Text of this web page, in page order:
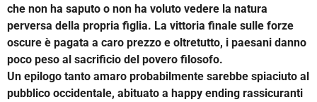
che non ha saputo o non ha voluto vedere la natura
perversa della propria figlia. La vittoria finale sulle forze
oscure è pagata a caro prezzo e oltretutto, i paesani danno
poco peso al sacrificio del povero filosofo.
Un epilogo tanto amaro probabilmente sarebbe spiaciuto al
pubblico occidentale, abituato a happy ending rassicuranti